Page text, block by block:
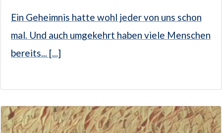
Ein Geheimnis hatte wohl jeder von uns schon
mal. Und auch umgekehrt haben viele Menschen
bereits... [...]